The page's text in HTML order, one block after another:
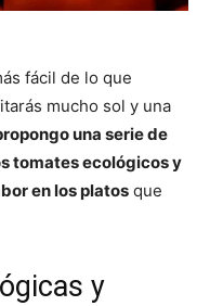
fácil de lo que
mucho sol y una
una serie de
tomates ecológicos y
en los platos que
y